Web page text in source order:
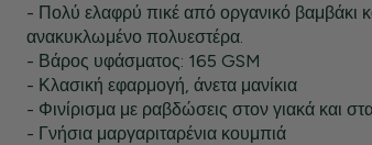
- Πολύ ελαφρύ πικέ από οργανικό βαμβάκι
ανακυκλωμένο πολυεστέρα.
- Βάρος υφάσματος: 165 GSM
- Κλασική εφαρμογή, άνετα μανίκια
- Φινίρισμα με ραβδώσεις στον γιακά και
- Γνήσια μαργαριταρένια κουμπιά